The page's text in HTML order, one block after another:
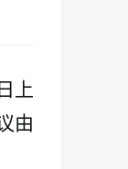
上
由